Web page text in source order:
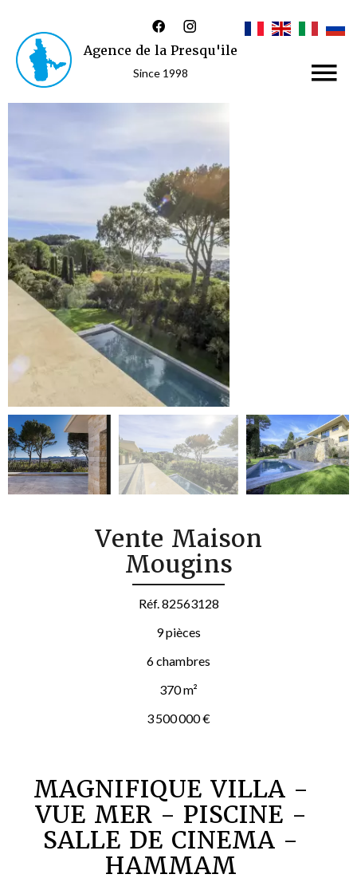
Agence de la Presqu'ile
Since 1998
Vente Maison
Mougins
Réf. 82563128
9 pièces
6 chambres
370 m²
3 500 000 €
MAGNIFIQUE VILLA -
VUE MER - PISCINE -
SALLE DE CINEMA -
HAMMAM